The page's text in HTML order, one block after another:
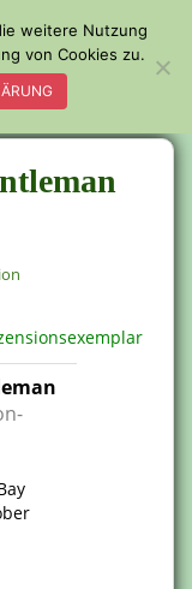
weitere Nutzung
von Cookies zu.